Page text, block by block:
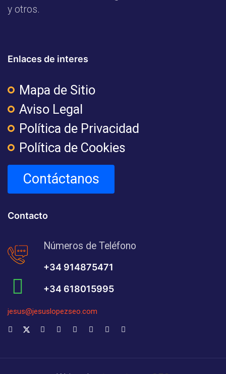
y otros.
Enlaces de interes
Mapa de Sitio
Aviso Legal
Política de Privacidad
Política de Cookies
Contáctanos
Contacto
Números de Teléfono
+34 914875471
+34 618015995
jesus@jesuslopezseo.com